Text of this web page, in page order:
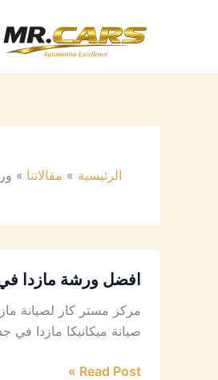
الرئيسية مقالاتنا
افضل ورشة مازدا
مركز مستر كار لصيانة
صيانة ميكانيكا مازدا
Read Post »